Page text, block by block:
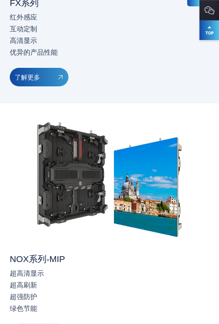
FX系列
红外感应
互动定制
高清显示
优异的产品性能
了解更多
NOX系列-MIP
超高清显示
超高刷新
超强防护
绿色节能